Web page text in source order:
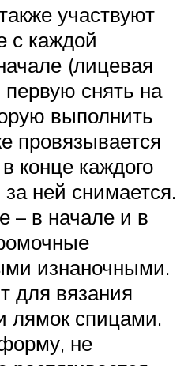
участвуют
с каждой
(лицевая
первую снять на
выполнить
провязывается
конце каждого
ней снимается.
– в начале и в
изнаночными.
для вязания
лямок спицами.
не